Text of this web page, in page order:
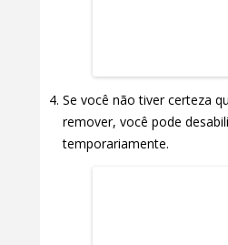
Se você não tiver certeza
remover, você pode
temporariamente.